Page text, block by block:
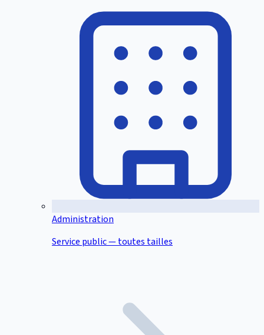
Administration
Service public — toutes tailles